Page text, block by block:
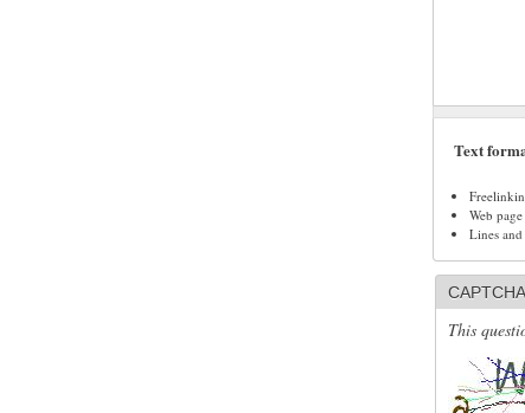
Text
Web
Lines
CAPTCHA
This